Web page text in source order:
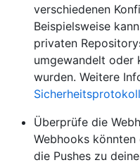
verschiedenen
Beispielsweise
privaten
umgewandelt oder
wurden. Weitere
Überprüfe die
Webhooks
die Pushes zu